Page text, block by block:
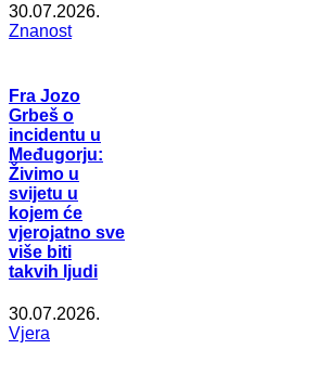
30.07.2026.
Znanost
Fra Jozo
Grbeš o
incidentu u
Međugorju:
Živimo u
svijetu u
kojem će
vjerojatno sve
više biti
takvih ljudi
30.07.2026.
Vjera